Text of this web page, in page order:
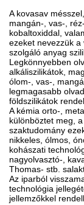
A kovasav
mangán-, vas-,
kobaltoxiddal,
ezeket nevezzük
szolgáló anyag
Legkönnyebben
alkáliszilikátok,
ólom-, vas-,
legmagasabb
földszilikátok
A kémia orto-,
különböztet meg,
szaktudomány
nikkeles, ólmos,
kohászati
nagyolvasztó-,
Thomas- stb.
Az iparból
technológia
jellemzőkkel